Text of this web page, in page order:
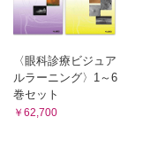
〈眼科診療ビジュア
ルラーニング〉1～6
巻セット
￥62,700